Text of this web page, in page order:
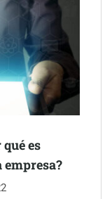
semestre de 2026
espacios de la
es